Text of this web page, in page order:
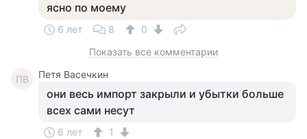
ясно по моему
6 лет 8
0
Показать все комментарии
ПВ Петя Васечкин
они весь импорт закрыли и убытки больше
всех сами несут
6 лет
1